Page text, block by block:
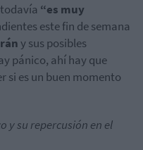
todavía “es muy
este fin de semana
y sus posibles
pánico, ahí hay que
si es un buen momento
y su repercusión en el